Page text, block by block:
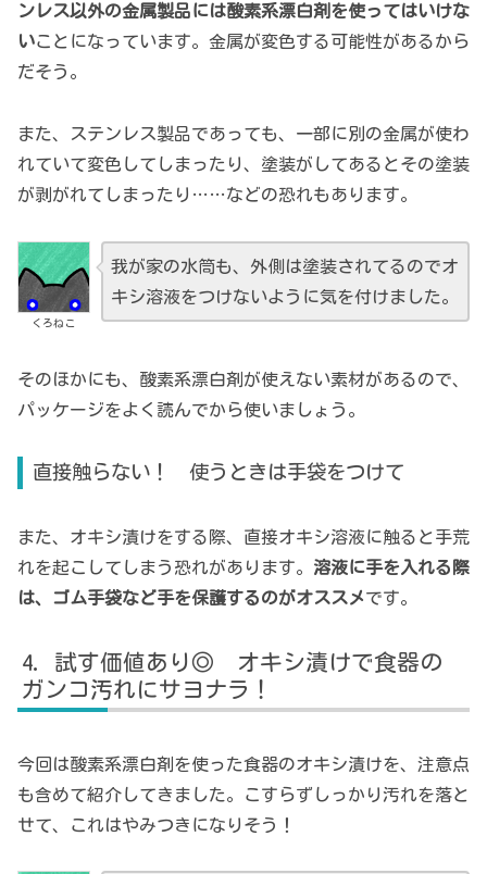
ンレス以外の金属製品には酸素系漂白剤を使ってはいけな
いことになっています。金属が変色する可能性があるから
だそう。
また、ステンレス製品であっても、一部に別の金属が使わ
れていて変色してしまったり、塗装がしてあるとその塗装
が剥がれてしまったり……などの恐れもあります。
くろねこ
我が家の水筒も、外側は塗装されてるのでオ
キシ溶液をつけないように気を付けました。
そのほかにも、酸素系漂白剤が使えない素材があるので、
パッケージをよく読んでから使いましょう。
直接触らない！ 使うときは手袋をつけて
また、オキシ漬けをする際、直接オキシ溶液に触ると手荒
れを起こしてしまう恐れがあります。 溶液に手を入れる際
は、ゴム手袋など手を保護するのがオススメです。
試す価値あり◎ オキシ漬けで食器の
ガンコ汚れにサヨナラ！
今回は酸素系漂白剤を使った食器のオキシ漬けを、注意点
も含めて紹介してきました。こすらずしっかり汚れを落と
せて、これはやみつきになりそう！